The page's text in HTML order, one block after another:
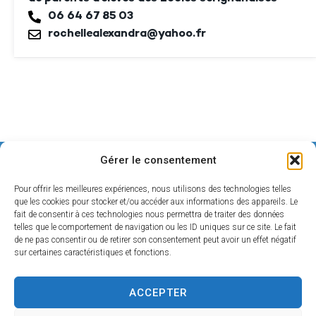
Gérer le consentement
Pour offrir les meilleures expériences, nous utilisons des technologies telles
que les cookies pour stocker et/ou accéder aux informations des appareils. Le
fait de consentir à ces technologies nous permettra de traiter des données
telles que le comportement de navigation ou les ID uniques sur ce site. Le fait
de ne pas consentir ou de retirer son consentement peut avoir un effet négatif
sur certaines caractéristiques et fonctions.
ACCEPTER
06 64 67 85 03
rochellealexandra@yahoo.fr
Mairie de SÉRIGNAN
146, avenue de la Plage
34410 SÉRIGNAN